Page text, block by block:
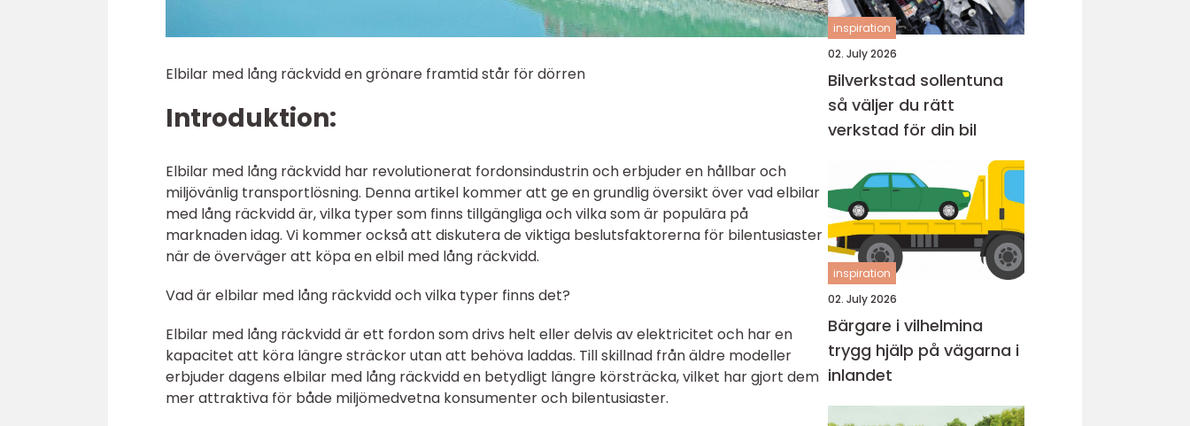
Elbilar med lång räckvidd en grönare framtid står för dörren
Introduktion:
Elbilar med lång räckvidd har revolutionerat fordonsindustrin och erbjuder en hållbar och
miljövänlig transportlösning. Denna artikel kommer att ge en grundlig översikt över vad elbilar
med lång räckvidd är, vilka typer som finns tillgängliga och vilka som är populära på
marknaden idag. Vi kommer också att diskutera de viktiga beslutsfaktorerna för bilentusiaster
när de överväger att köpa en elbil med lång räckvidd.
Vad är elbilar med lång räckvidd och vilka typer finns det?
Elbilar med lång räckvidd är ett fordon som drivs helt eller delvis av elektricitet och har en
kapacitet att köra längre sträckor utan att behöva laddas. Till skillnad från äldre modeller
erbjuder dagens elbilar med lång räckvidd en betydligt längre körsträcka, vilket har gjort dem
mer attraktiva för både miljömedvetna konsumenter och bilentusiaster.
inspiration
02. July 2026
Bilverkstad sollentuna
så väljer du rätt
verkstad för din bil
inspiration
02. July 2026
Bärgare i vilhelmina
trygg hjälp på vägarna i
inlandet